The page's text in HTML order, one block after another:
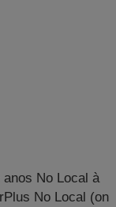
No Local à
No Local (on